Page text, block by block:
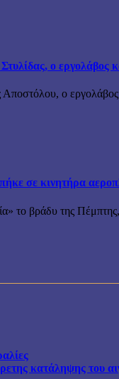
ο εργολάβος
ο
σε κινητήρα
το βράδυ της
κατάληψης του